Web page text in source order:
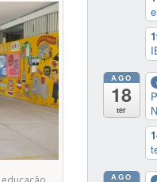
AGO
18
ter
AGO